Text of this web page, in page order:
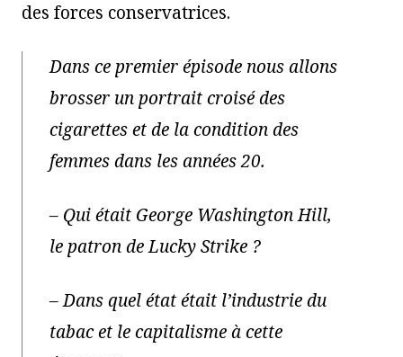
des forces conservatrices.
Dans ce premier épisode nous allons
brosser un portrait croisé des
cigarettes et de la condition des
femmes dans les années 20.
– Qui était George Washington Hill,
le patron de Lucky Strike ?
–Dans quel état était l’industrie du
tabac et le capitalisme à cette